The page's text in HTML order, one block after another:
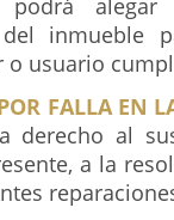
alegar
inmueble
usuario
FALLA EN
derecho al
a la